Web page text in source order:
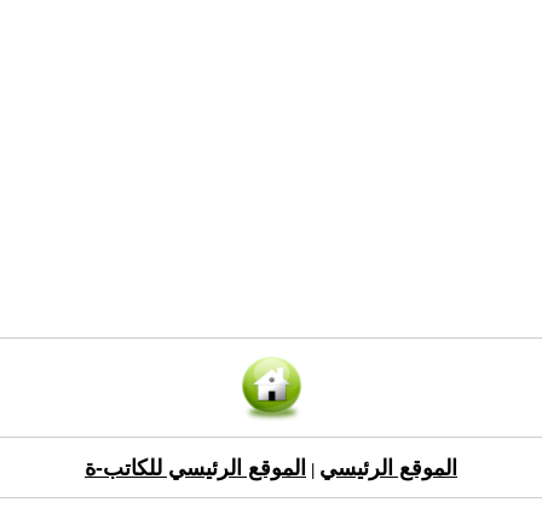
الموقع الرئيسي الموقع الرئيسي للكاتب-ة